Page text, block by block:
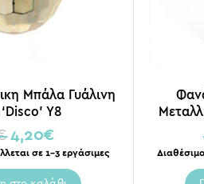
Μπάλα Γυάλινη
Y8
4,20€
σε 1-3 εργάσιμες